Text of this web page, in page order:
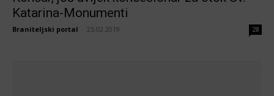
Katarina-Monumenti
Braniteljski portal 25.02.2019 28